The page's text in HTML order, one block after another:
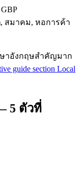
สมาคม, หอการค้า
ษาอังกฤษสำคัญมาก
guide section Local
5 ตัวที่